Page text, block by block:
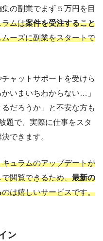
の副業でまず５万円を目
ラムは案件を受注すること
ーズに副業をスタートで
ャットサポートを受けら
いまいちわからない…」
だろうか」と不安な方も
題で、実際に仕事をスタ
できます。
ュラムのアップデートが
閲覧できるため、最新の
のは嬉しいサービスです。
ン